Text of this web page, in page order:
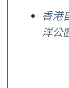
香港
洋公